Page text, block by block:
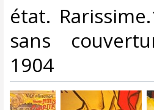
état.
sans
1904 ‎